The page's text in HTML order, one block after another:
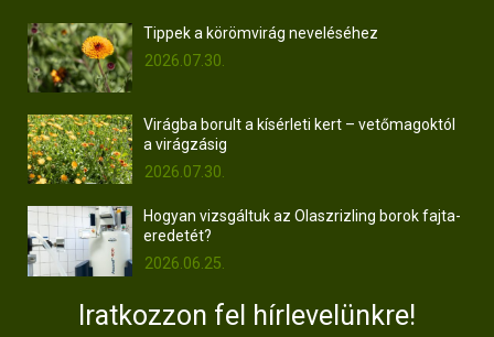
Tippek a körömvirág neveléséhez
2026.07.30.
Virágba borult a kísérleti kert – vetőmagoktól
a virágzásig
2026.07.30.
Hogyan vizsgáltuk az Olaszrizling borok fajta-
eredetét?
2026.06.25.
Iratkozzon fel hírlevelünkre!